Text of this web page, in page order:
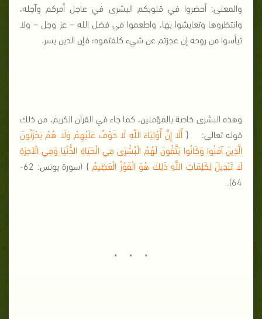
والمعنى: أحضروا في قلوبكم البشرى في عاجل أمركم وآجله،
وانتظروها وتعايشوا بها، واطعموا في فضل الله – عز وجل – ولا
تيأسوا من روحه إن عجزتم عن شيء كلفتموه؛ فإن الدين يسر.
وهذه البشرى خاصة بالمؤمنين، كما جاء في القرآن الكريم، من ذلك
قوله تعالى: { أَلَا إِنَّ أَوْلِيَاءَ اللَّهِ لَا خَوْفٌ عَلَيْهِمْ وَلَا هُمْ يَحْزَنُونَ
الَّذِينَ آمَنُوا وَكَانُوا يَتَّقُونَ لَهُمُ الْبُشْرَى فِي الْحَيَاةِ الدُّنْيَا وَفِي الْآخِرَةِ
لَا تَبْدِيلَ لِكَلِمَاتِ اللَّهِ ذَلِكَ هُوَ الْفَوْزُ الْعَظِيمُ
} (سورة يونس: 62-
64).
* * *